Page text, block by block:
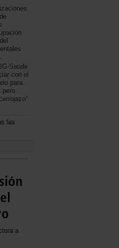
Saúde
con el
para
pero
las
a